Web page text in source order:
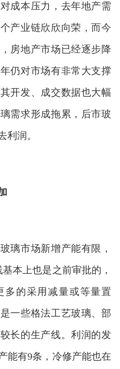
成本压力，去年地产需
产业链欣欣向荣，而今
房地产市场已经逐步降
仍对市场有非常大支撑
开发、成交数据也大幅
需求形成拖累，后市玻
利润。
市场新增产能有限，
本上也是之前审批的，
多的采用减量或等量置
一些格法工艺玻璃、部
长的生产线。利润的发
能有9条，冷修产能也在